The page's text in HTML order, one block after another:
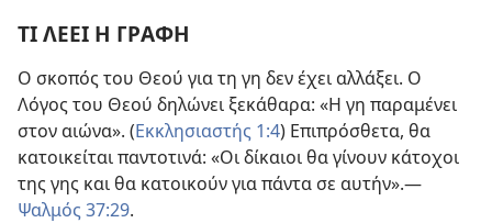
ΤΙ ΛΕΕΙ Η ΓΡΑΦΗ
Ο σκοπός του Θεού για τη γη δεν έχει αλλάξει. Ο
Λόγος του Θεού δηλώνει ξεκάθαρα: «Η γη παραμένει
στον αιώνα». (Εκκλησιαστής 1:4) Επιπρόσθετα, θα
κατοικείται παντοτινά: «Οι δίκαιοι θα γίνουν κάτοχοι
της γης και θα κατοικούν για πάντα σε αυτήν».—
Ψαλμός 37:29.